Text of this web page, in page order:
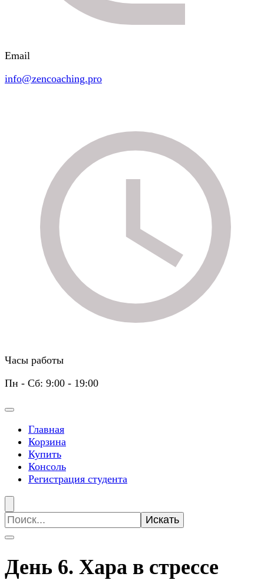
Email
info@zencoaching.pro
Часы работы
Пн - Сб: 9:00 - 19:00
Главная
Корзина
Купить
Консоль
Регистрация студента
Искать:
День 6. Хара в стрессе